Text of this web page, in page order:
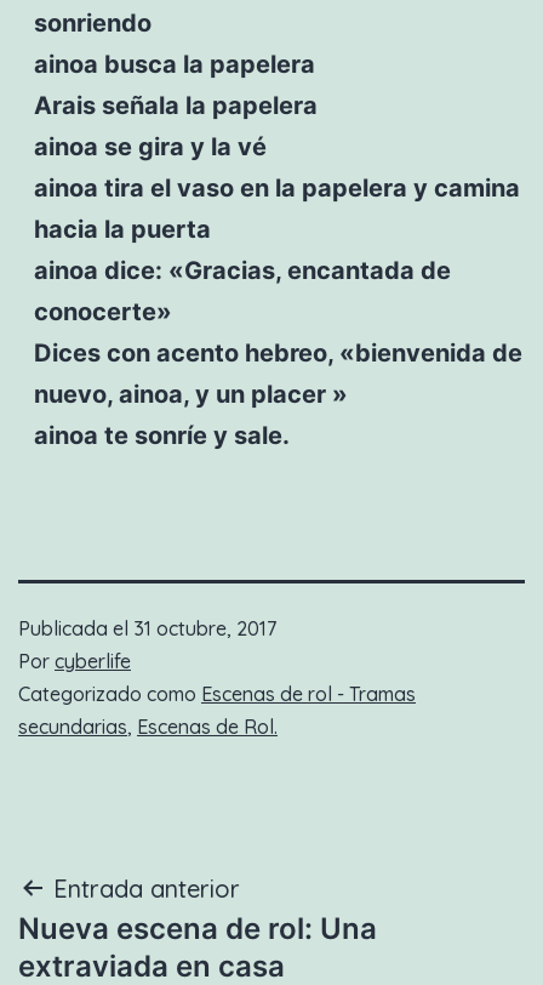
sonriendo
ainoa busca la papelera
Arais señala la papelera
ainoa se gira y la vé
ainoa tira el vaso en la papelera y camina
hacia la puerta
ainoa dice: «Gracias, encantada de
conocerte»
Dices con acento hebreo, «bienvenida de
nuevo, ainoa, y un placer »
ainoa te sonríe y sale.
Publicada el 31 octubre, 2017
Por cyberlife
Categorizado como Escenas de rol - Tramas
secundarias, Escenas de Rol.
Navegación
de
Entrada anterior
Nueva escena de rol: Una
extraviada en casa